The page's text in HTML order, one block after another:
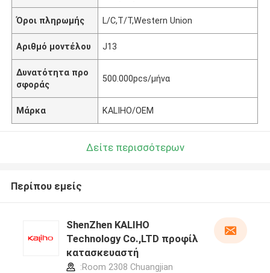
Όροι πληρωμής L/C,T/T,Western Union
Αριθμό μοντέλου J13
Δυνατότητα προ
σφοράς
500.000pcs/μήνα
Μάρκα KALIHO/OEM
Δείτε περισσότερων
Περίπου εμείς
ShenZhen KALIHO
Technology Co.,LTD προφίλ
κατασκευαστή
:Room 2308 Chuangjian